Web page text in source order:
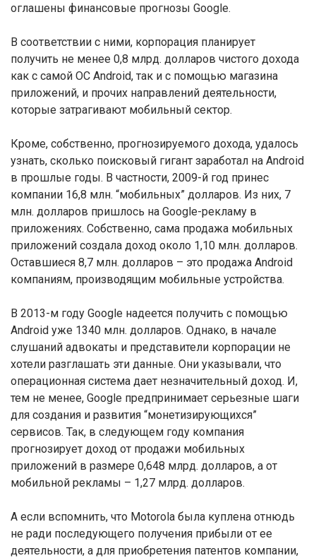
оглашены финансовые прогнозы Google.
В соответствии с ними, корпорация планирует
получить не менее 0,8 млрд. долларов чистого дохода
как с самой ОС Android, так и с помощью магазина
приложений, и прочих направлений деятельности,
которые затрагивают мобильный сектор.
Кроме, собственно, прогнозируемого дохода, удалось
узнать, сколько поисковый гигант заработал на Android
в прошлые годы. В частности, 2009-й год принес
компании 16,8 млн. “мобильных” долларов. Из них, 7
млн. долларов пришлось на Google-рекламу в
приложениях. Собственно, сама продажа мобильных
приложений создала доход около 1,10 млн. долларов.
Оставшиеся 8,7 млн. долларов – это продажа Android
компаниям, производящим мобильные устройства.
В 2013-м году Google надеется получить с помощью
Android уже 1340 млн. долларов. Однако, в начале
слушаний адвокаты и представители корпорации не
хотели разглашать эти данные. Они указывали, что
операционная система дает незначительный доход. И,
тем не менее, Google предпринимает серьезные шаги
для создания и развития “монетизирующихся”
сервисов. Так, в следующем году компания
прогнозирует доход от продажи мобильных
приложений в размере 0,648 млрд. долларов, а от
мобильной рекламы – 1,27 млрд. долларов.
А если вспомнить, что Motorola была куплена отнюдь
не ради последующего получения прибыли от ее
деятельности, а для приобретения патентов компании,